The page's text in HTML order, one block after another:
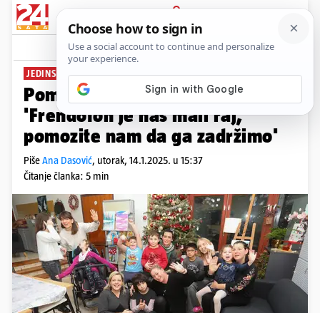
PRIJAVA
News Komentari
JEDINSTVENI PROJEKT
Pomažu djeci s poteškoćama:
'Frendofon je naš mali raj,
pomozite nam da ga zadržimo'
PišeAna Dasović, utorak, 14.1.2025. u 15:37
Čitanje članka: 5 min